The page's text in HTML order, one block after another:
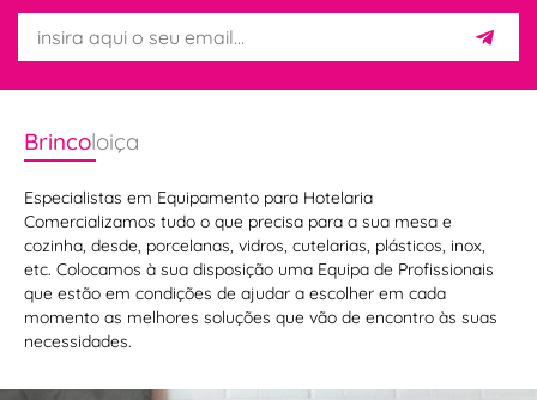
Brincoloiça
Especialistas em Equipamento para Hotelaria
Comercializamos tudo o que precisa para a sua mesa e
cozinha, desde, porcelanas, vidros, cutelarias, plásticos, inox,
etc. Colocamos à sua disposição uma Equipa de Profissionais
que estão em condições de ajudar a escolher em cada
momento as melhores soluções que vão de encontro às suas
necessidades.